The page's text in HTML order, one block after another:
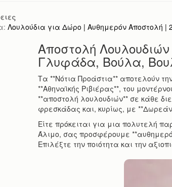
Λουλούδια για Δώρο | Αυθημερόν Αποστολή |
Αποστολή
Γλυφάδα, Βούλα,
Τα **Νότια Προάστια** αποτελούν
**Αθηναϊκής Ριβιέρας**, του
**αποστολή λουλουδιών** σε κάθε
φρεσκάδας και, κυρίως, με **Δωρεάν
Είτε πρόκειται για μια πολυτελή
Άλιμο, σας προσφέρουμε
Επιλέξτε την ποιότητα και την